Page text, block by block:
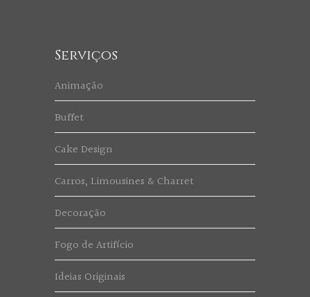
Serviços
Animação
Buffet
Cake Design
Carros, Limousines & Charret
Decoração
Fogo de Artifício
Ideias Originais